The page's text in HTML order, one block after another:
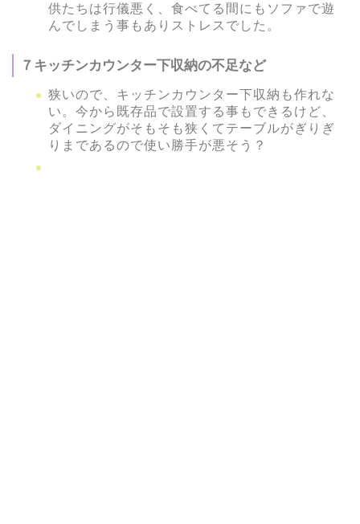
供たちは行儀悪く、食べてる間にもソファで遊
んでしまう事もありストレスでした。
７キッチンカウンター下収納の不足など
狭いので、キッチンカウンター下収納も作れな
い。今から既存品で設置する事もできるけど、
ダイニングがそもそも狭くてテーブルがぎりぎ
りまであるので使い勝手が悪そう？